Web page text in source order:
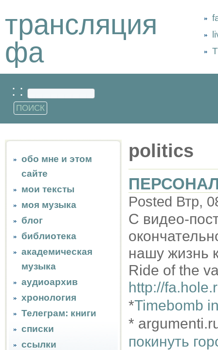
трансляция
фа
: :
обо мне и этом
сайте
мои тексты
моя музыка
блог
библиотека
академическая
музыка
аудиоархив
хронология
Телеграм: книги
списки
ссылки
politics
Posted Втр,
С видео-
нашу жизнь
Ride of the
http://
*Timebomb
*
покинуть